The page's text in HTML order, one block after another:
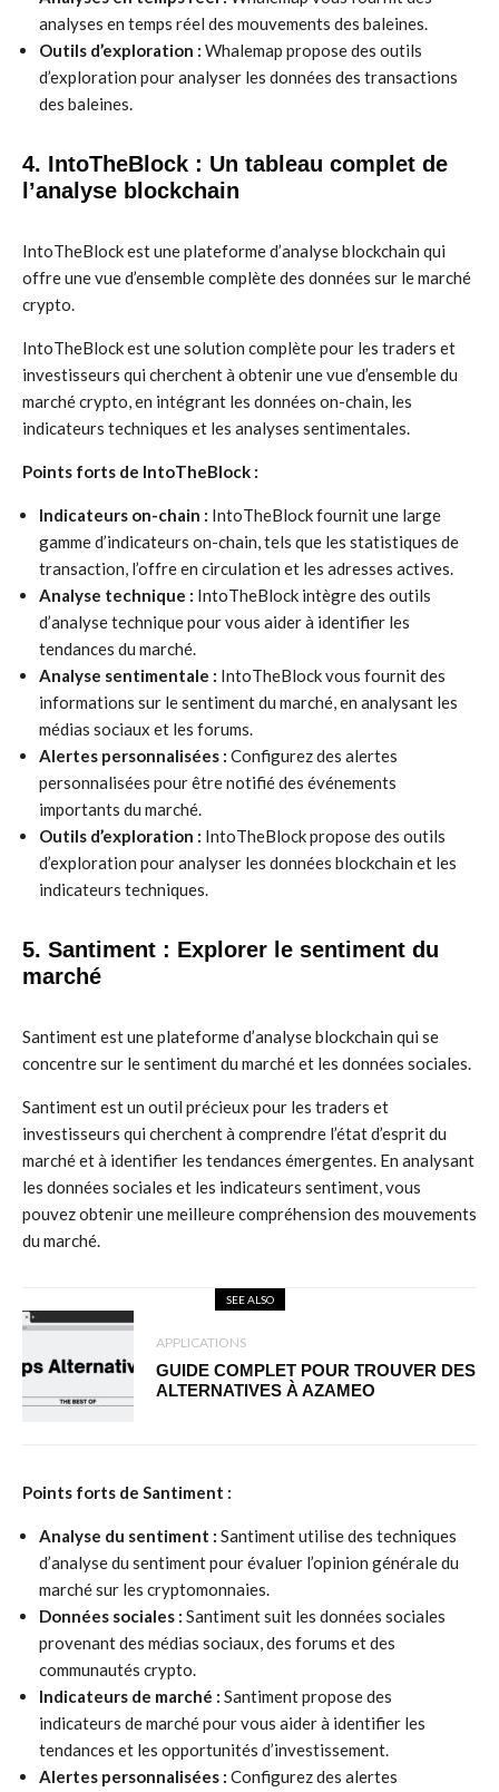
analyses en temps réel des mouvements des baleines.
Outils d’exploration : Whalemap propose des outils
d’exploration pour analyser les données des transactions
des baleines.
4. IntoTheBlock : Un tableau complet de
l’analyse blockchain
IntoTheBlock est une plateforme d’analyse blockchain qui
offre une vue d’ensemble complète des données sur le marché
crypto.
IntoTheBlock est une solution complète pour les traders et
investisseurs qui cherchent à obtenir une vue d’ensemble du
marché crypto, en intégrant les données on-chain, les
indicateurs techniques et les analyses sentimentales.
Points forts de IntoTheBlock :
Indicateurs on-chain : IntoTheBlock fournit une large
gamme d’indicateurs on-chain, tels que les statistiques de
transaction, l’offre en circulation et les adresses actives.
Analyse technique : IntoTheBlock intègre des outils
d’analyse technique pour vous aider à identifier les
tendances du marché.
Analyse sentimentale : IntoTheBlock vous fournit des
informations sur le sentiment du marché, en analysant les
médias sociaux et les forums.
Alertes personnalisées : Configurez des alertes
personnalisées pour être notifié des événements
importants du marché.
Outils d’exploration : IntoTheBlock propose des outils
d’exploration pour analyser les données blockchain et les
indicateurs techniques.
5. Santiment : Explorer le sentiment du
marché
Santiment est une plateforme d’analyse blockchain qui se
concentre sur le sentiment du marché et les données sociales.
Santiment est un outil précieux pour les traders et
investisseurs qui cherchent à comprendre l’état d’esprit du
marché et à identifier les tendances émergentes. En analysant
les données sociales et les indicateurs sentiment, vous
pouvez obtenir une meilleure compréhension des mouvements
du marché.
SEE ALSO
APPLICATIONS
GUIDE COMPLET POUR TROUVER DES
ALTERNATIVES À AZAMEO
Points forts de Santiment :
Analyse du sentiment : Santiment utilise des techniques
d’analyse du sentiment pour évaluer l’opinion générale du
marché sur les cryptomonnaies.
Données sociales : Santiment suit les données sociales
provenant des médias sociaux, des forums et des
communautés crypto.
Indicateurs de marché : Santiment propose des
indicateurs de marché pour vous aider à identifier les
tendances et les opportunités d’investissement.
Alertes personnalisées : Configurez des alertes